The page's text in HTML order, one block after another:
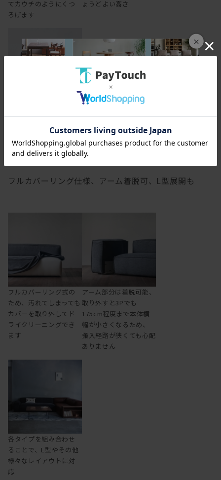
×
てカウチのようにくつ
ろげます
ょうどよい高さ
するのに丁度よい高さ
フルカバーリング仕様、アーム着脱可、L型展開も
フルカバーリング式の
ため、汚れてしまっても
カバーを取り外してド
ライクリーニングでき
ます
アーム部分は着脱可能、
取り外すと3Pでも
175cm程度まで本体横
幅が小さくなるため、
搬入経路が狭くても心配
ありません
各タイプを組み合わせ
ることで、L型やその他
様々なレイアウトに対
応